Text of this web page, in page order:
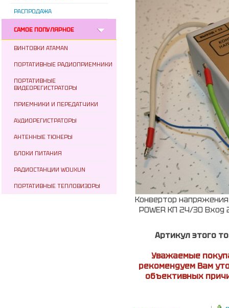
РАСПРОДАЖА
САМОЕ ПОПУЛЯРНОЕ
ВИНТОВКИ ATAMAN
ПОРТАТИВНЫЕ РАДИОПРИЕМНИКИ
ПОРТАТИВНЫЕ
ВИДЕОРЕГИСТРАТОРЫ
ПРИЕМНИКИ И ПЕРЕДАТЧИКИ
АУДИОРЕГИСТРАТОРЫ
АНТЕННЫЕ ТЮНЕРЫ
БЛОКИ ПИТАНИЯ
РАДИОСТАНЦИИ WOUXUN
ПОРТАТИВНЫЕ ТЕПЛОВИЗОРЫ
Конвертор
POWER KП 24/30
Артикул этого
Уважаемые
рекомендуем Вам
объективных